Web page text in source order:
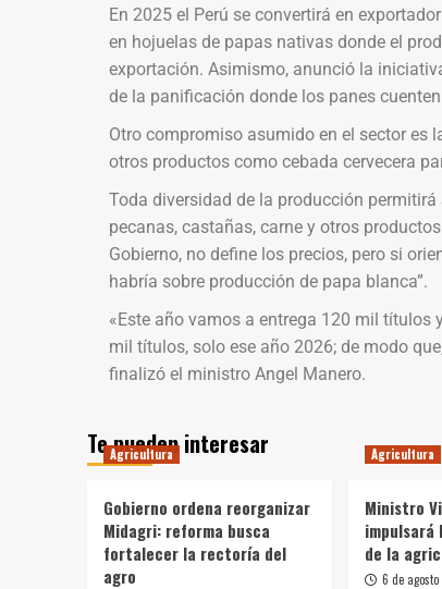
En 2025 el Perú se convertirá en
en hojuelas de papas nativas donde el
exportación. Asimismo, anunció la
de la panificación donde los panes
Otro compromiso asumido en el sector es
otros productos como cebada cervecera
Toda diversidad de la producción
pecanas, castañas, carne y otros
Gobierno, no define los precios, pero si
habría sobre producción de papa blanca”.
«Este año vamos a entrega 120 mil títulos
mil títulos, solo ese año 2026; de modo
finalizó el ministro Angel Manero.
Te pueden interesar
Agricultura
Gobierno ordena reorganizar
Midagri: reforma busca
fortalecer la rectoría del
agro
Agricultura
Ministro
de la
6 de agosto